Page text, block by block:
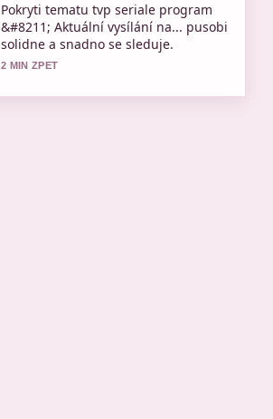
Vyborna verifikace kolem Pogoda
Ostrów Wielkopolski – aktuální
předpověď a.... Vic redakci by melo
psat timto stylem.